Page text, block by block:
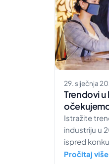
29. siječnja
Trendovi
Istražite
industriju u
ispred
predviđanja.
Pročitaj